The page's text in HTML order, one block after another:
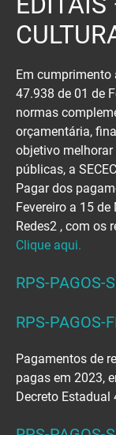
Em cumprimento
47.938 de 01 de
normas
orçamentária,
objetivo
públicas, a
Pagar dos
Fevereiro a 15
Redes2 , com os
Clique aqui.
RPS-PAGOS-
RPS-PAGOS-
Pagamentos de
pagas em 2023,
Decreto